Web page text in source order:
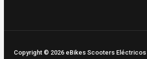
Copyright © 2026 eBikes Scooters Eléctricos